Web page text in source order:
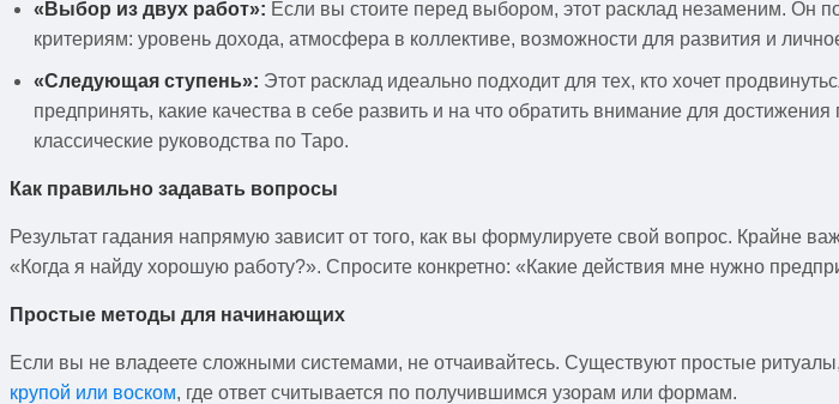
«Выбор из двух работ»: Если вы стоите перед выбором, этот расклад незаменим. Он
критериям: уровень дохода, атмосфера в коллективе, возможности для развития и
«Следующая ступень»: Этот расклад идеально подходит для тех, кто хочет
предпринять, какие качества в себе развить и на что обратить внимание для
классические руководства по Таро.
Как правильно задавать вопросы
Результат гадания напрямую зависит от того, как вы формулируете свой вопрос. Крайне
«Когда я найду хорошую работу?». Спросите конкретно: «Какие действия мне нужно
Простые методы для начинающих
Если вы не владеете сложными системами, не отчаивайтесь. Существуют простые
крупой или воском, где ответ считывается по получившимся узорам или формам.